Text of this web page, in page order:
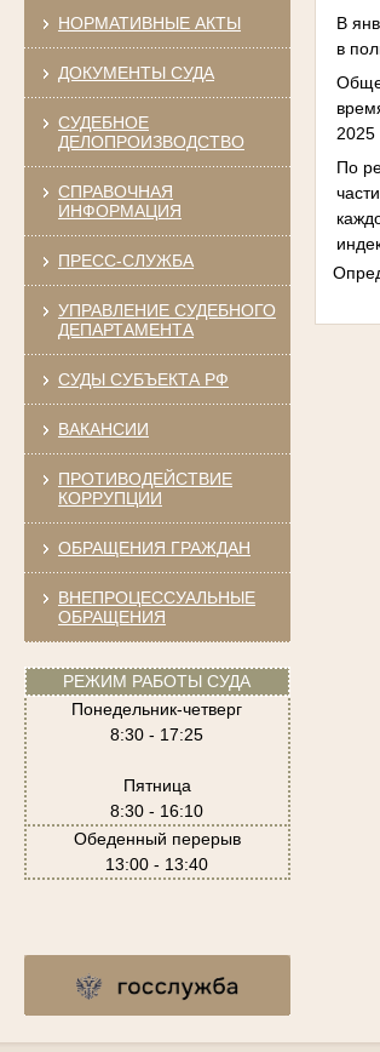
НОРМАТИВНЫЕ АКТЫ
ДОКУМЕНТЫ СУДА
СУДЕБНОЕ
ДЕЛОПРОИЗВОДСТВО
СПРАВОЧНАЯ
ИНФОРМАЦИЯ
ПРЕСС-СЛУЖБА
УПРАВЛЕНИЕ СУДЕБНОГО
ДЕПАРТАМЕНТА
СУДЫ СУБЪЕКТА РФ
ВАКАНСИИ
ПРОТИВОДЕЙСТВИЕ
КОРРУПЦИИ
ОБРАЩЕНИЯ ГРАЖДАН
ВНЕПРОЦЕССУАЛЬНЫЕ
ОБРАЩЕНИЯ
РЕЖИМ РАБОТЫ СУДА
Понедельник-четверг
8:30 - 17:25
Пятница
8:30 - 16:10
Обеденный перерыв
13:00 - 13:40
В
в
2025
По